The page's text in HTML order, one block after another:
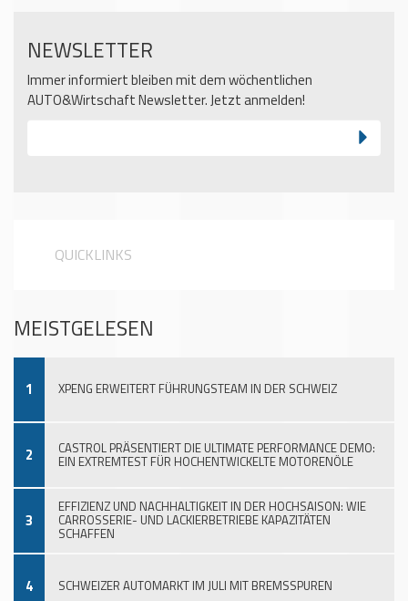
NEWSLETTER
Immer informiert bleiben mit dem wöchentlichen
AUTO&Wirtschaft Newsletter. Jetzt anmelden!
QUICKLINKS
MEISTGELESEN
1 XPENG ERWEITERT FÜHRUNGSTEAM IN DER SCHWEIZ
2 CASTROL PRÄSENTIERT DIE ULTIMATE PERFORMANCE DEMO:
EIN EXTREMTEST FÜR HOCHENTWICKELTE MOTORENÖLE
3
EFFIZIENZ UND NACHHALTIGKEIT IN DER HOCHSAISON: WIE
CARROSSERIE- UND LACKIERBETRIEBE KAPAZITÄTEN
SCHAFFEN
4 SCHWEIZER AUTOMARKT IM JULI MIT BREMSSPUREN